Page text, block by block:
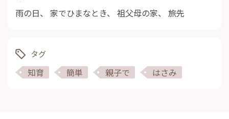
雨の日、 家でひまなとき、 祖父母の家、 旅先
タグ
知育 簡単 親子で はさみ